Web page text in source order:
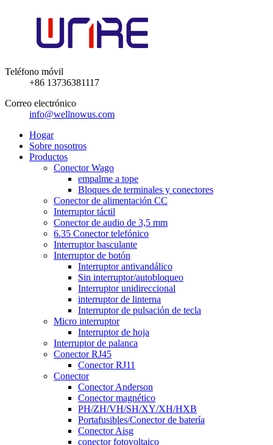
Teléfono móvil
+86 13736381117
Correo electrónico
info@wellnowus.com
Hogar
Sobre nosotros
Productos
Conector Wago
empalme a tope
Bloques de terminales y conectores
Conector de alimentación CC
Interruptor táctil
Conector de audio de 3,5 mm
6.35 Conector telefónico
Interruptor basculante
Interruptor de botón
Interruptor antivandálico
Sin interruptor/autobloqueo
Interruptor unidireccional
interruptor de linterna
Interruptor de pulsación de tecla
Micro interruptor
Interruptor de hoja
Interruptor de palanca
Conector RJ45
Conector RJ11
Conector
Conector Anderson
Conector magnético
PH/ZH/VH/SH/XY/XH/HXB
Portafusibles/Conector de batería
Conector Aisg
conector fotovoltaico